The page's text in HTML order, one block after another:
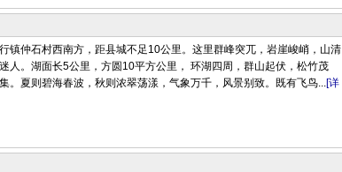
镇仲石村西南方，距县城不足10公里。这里群峰突兀，岩崖峻峭，山清
人。湖面长5公里，方圆10平方公里， 环湖四周，群山起伏，松竹茂
。夏则碧海春波，秋则浓翠荡漾，气象万千，风景别致。既有飞鸟...[详